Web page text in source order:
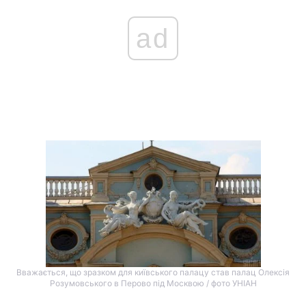
ad
Вважається, що зразком для київського палацу став палац Олексія
Розумовського в Перово під Москвою / фото УНІАН